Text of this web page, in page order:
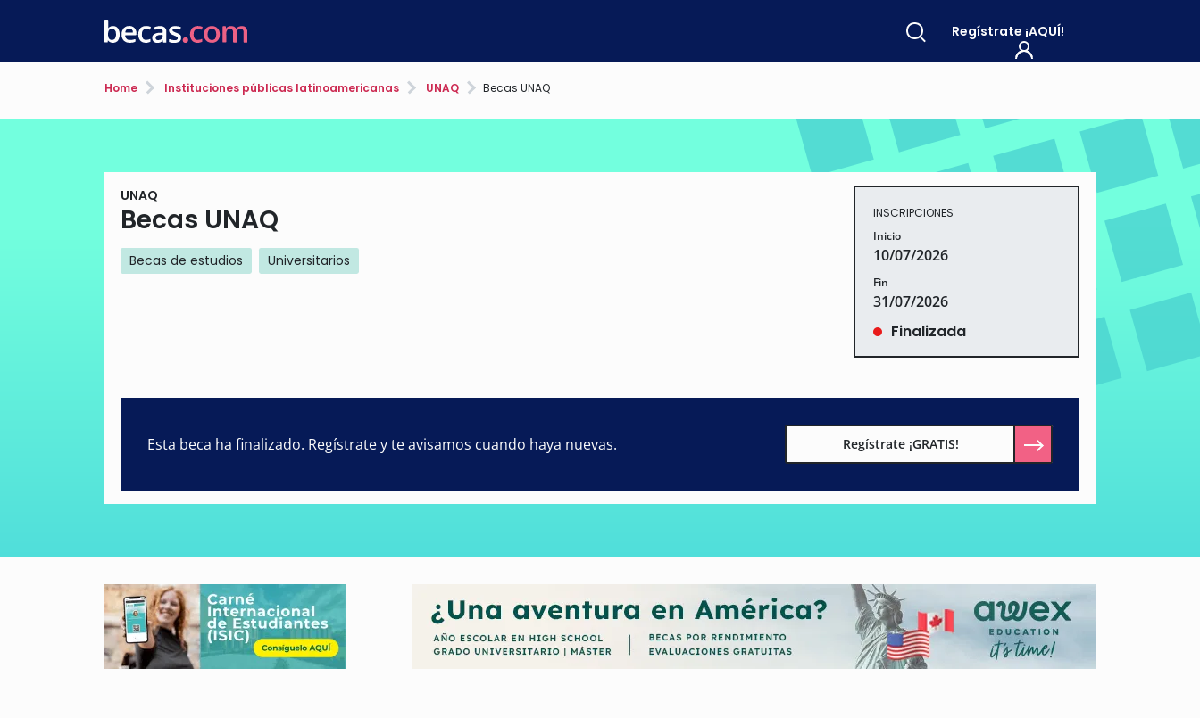
Regístrate ¡AQUÍ!
Home Instituciones públicas latinoamericanas UNAQ Becas UNAQ
UNAQ
Becas UNAQ
Becas de estudios Universitarios
INSCRIPCIONES
Inicio
10/07/2026
Fin
31/07/2026
Finalizada
Esta beca ha finalizado. Regístrate y te avisamos cuando haya nuevas. Regístrate ¡GRATIS!